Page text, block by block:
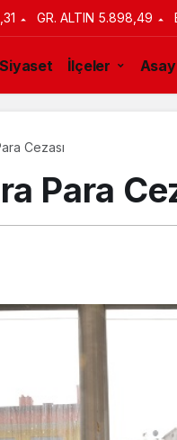
GR. ALTIN 5.898,49
Siyaset İlçeler
Cezası
Para